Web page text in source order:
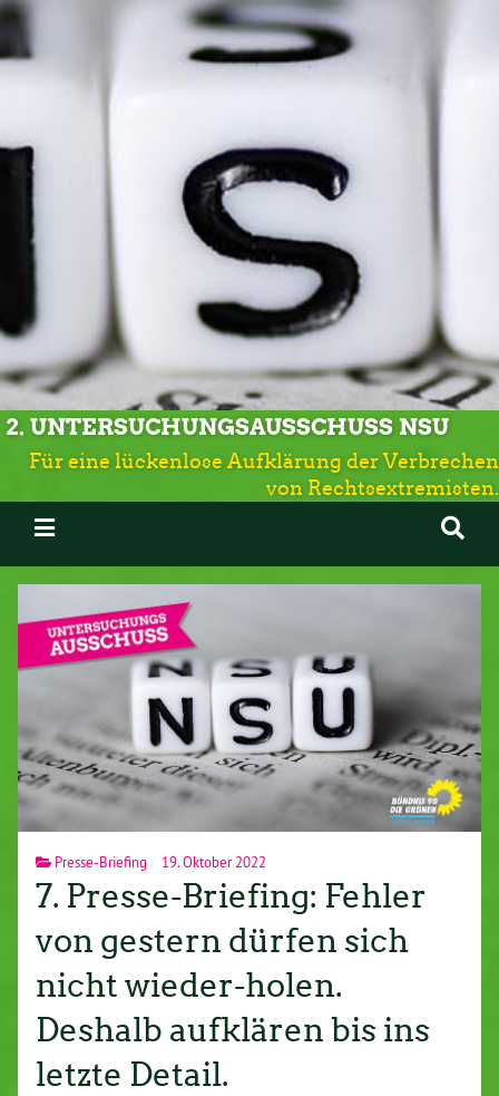
2. UNTERSUCHUNGSAUSSCHUSS NSU
Für eine lückenlose Aufklärung der Verbrechen
von Rechtsextremisten.
Presse-Briefing 19. Oktober 2022
7. Presse-Briefing: Fehler
von gestern dürfen sich
nicht wieder-holen.
Deshalb aufklären bis ins
letzte Detail.